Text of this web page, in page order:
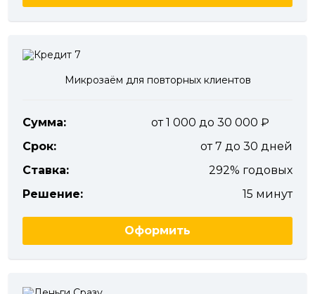
Микрозаём для повторных клиентов
Сумма:
от 1 000 до 30 000
Срок:
от 7 до 30 дней
Ставка:
292% годовых
Решение:
15 минут
Оформить